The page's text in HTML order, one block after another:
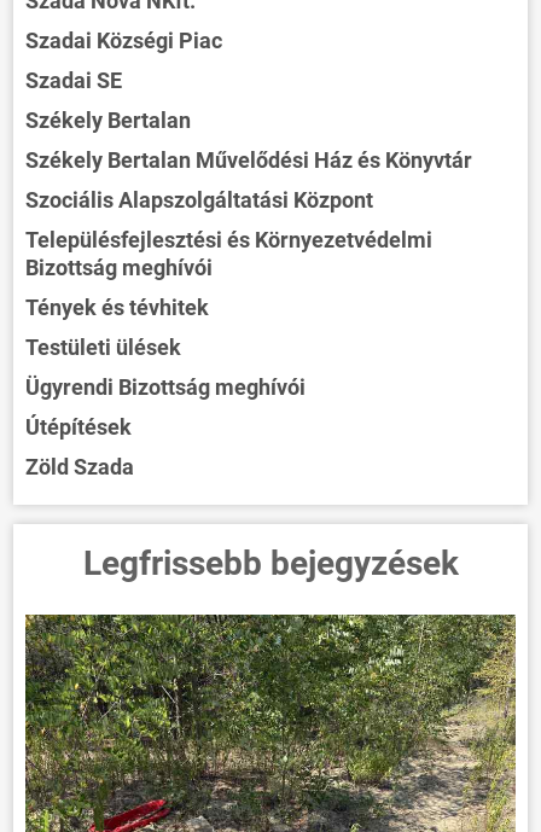
ÖNKORMÁNYZAT
ÜGYINTÉZÉS
VÁLASZTÁSOK
Szadai Községi Piac
Szadai SE
Székely Bertalan
Székely Bertalan Művelődési Ház és Könyvtár
Szociális Alapszolgáltatási Központ
Településfejlesztési és Környezetvédelmi
Bizottság meghívói
Tények és tévhitek
Testületi ülések
Ügyrendi Bizottság meghívói
Útépítések
Zöld Szada
Legfrissebb bejegyzések